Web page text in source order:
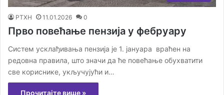
РТХН 11.01.2026 0
Прво повећање пензија у фебруару
Систем усклађивања пензија је 1. јануара враћен на
редовна правила, што значи да ће повећање обухватити
све кориснике, укључујући и…
Прочитајте више »